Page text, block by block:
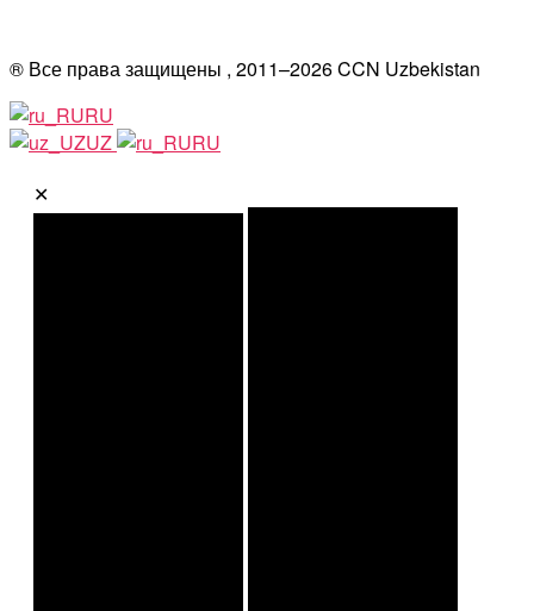
® Все права защищены , 2011–2026CCN Uzbekistan
RU
UZ
RU
✕